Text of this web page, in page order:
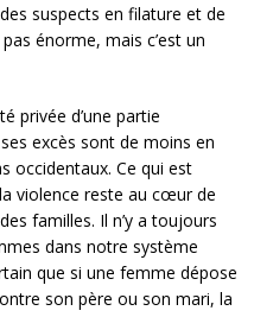
suspects en filature et de
énorme, mais c’est un
privée d’une partie
excès sont de moins en
occidentaux. Ce qui est
violence reste au cœur de
familles. Il n’y a toujours
dans notre système
que si une femme dépose
son père ou son mari, la